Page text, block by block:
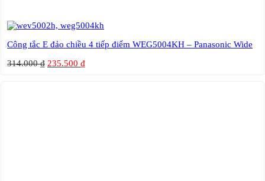
Công tắc E đảo chiều 4 tiếp điểm WEG5004KH – Panasonic Wide
314.000₫ 235.500 ₫